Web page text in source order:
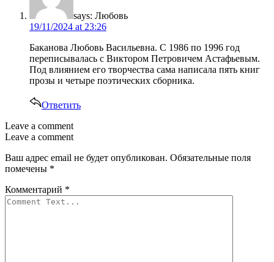
says: Любовь
19/11/2024 at 23:26
Баканова Любовь Васильевна. С 1986 по 1996 год
переписывалась с Виктором Петровичем Астафьевым.
Под влиянием его творчества сама написала пять книг
прозы и четыре поэтических сборника.
Ответить
Leave a comment
Leave a comment
Ваш адрес email не будет опубликован. Обязательные поля
помечены *
Комментарий *